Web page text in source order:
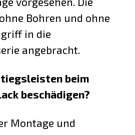
Bohren und ohne
in die
angebracht.
beim
beschädigen?
Montage und